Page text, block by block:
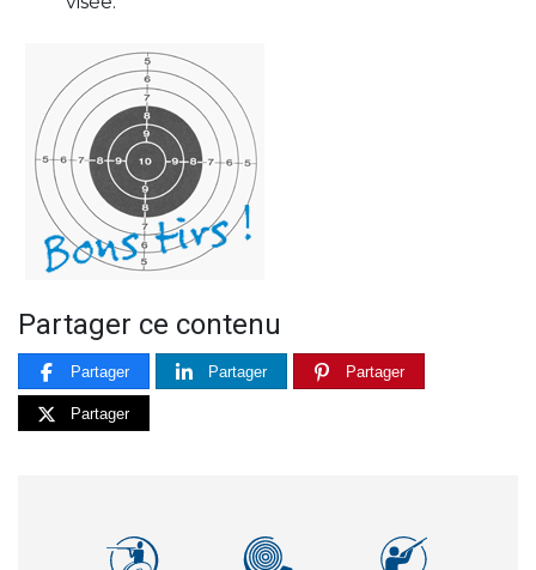
Partager ce contenu
Partager Partager Partager
Partager